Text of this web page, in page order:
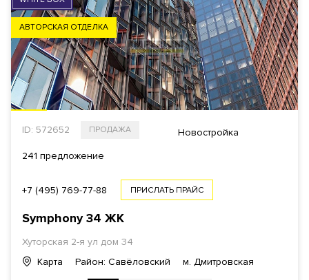
АВТОРСКАЯ ОТДЕЛКА
ID: 572652 ПРОДАЖА Новостройка
241 предложение
+7 (495) 769-77-88 ПРИСЛАТЬ ПРАЙС
Symphony 34 ЖК
Хуторская 2-я ул дом 34
Карта
Район: Савёловский м. Дмитровская